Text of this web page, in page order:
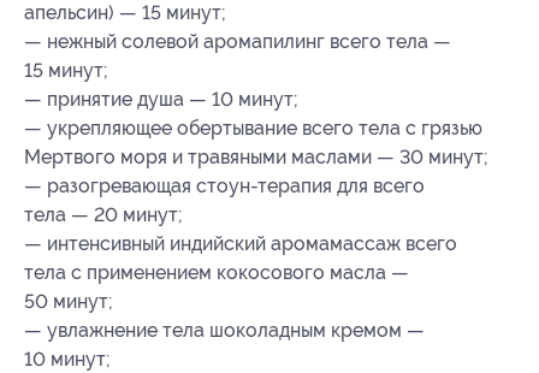
апельсин) — 15 минут;
— нежный солевой аромапилинг всего тела —
15 минут;
— принятие душа — 10 минут;
— укрепляющее обертывание всего тела с грязью
Мертвого моря и травяными маслами — 30 минут;
— разогревающая стоун-терапия для всего
тела — 20 минут;
— интенсивный индийский аромамассаж всего
тела с применением кокосового масла —
50 минут;
— увлажнение тела шоколадным кремом —
10 минут;